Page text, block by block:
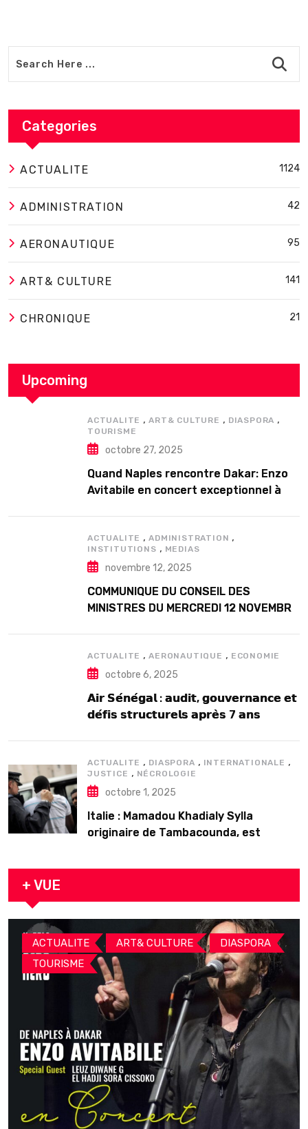
Categories
ACTUALITE 1124
ADMINISTRATION 42
AERONAUTIQUE 95
ART& CULTURE 141
CHRONIQUE 21
Upcoming
ACTUALITE ,ART& CULTURE , DIASPORA ,
TOURISME
octobre 27, 2025
Quand Naples rencontre Dakar: Enzo
Avitabile en concert exceptionnel à
ACTUALITE ,ADMINISTRATION ,
INSTITUTIONS , MEDIAS
novembre 12, 2025
COMMUNIQUE DU CONSEIL DES
MINISTRES DU MERCREDI 12 NOVEMBRE
ACTUALITE ,AERONAUTIQUE , ECONOMIE
octobre 6, 2025
𝗔𝗶𝗿 𝗦𝗲́𝗻𝗲́𝗴𝗮𝗹 : 𝗮𝘂𝗱𝗶𝘁, 𝗴𝗼𝘂𝘃𝗲𝗿𝗻𝗮𝗻𝗰𝗲 𝗲𝘁
𝗱𝗲́𝗳𝗶𝘀 𝘀𝘁𝗿𝘂𝗰𝘁𝘂𝗿𝗲𝗹𝘀 𝗮𝗽𝗿𝗲̀𝘀 7 𝗮𝗻𝘀
ACTUALITE , DIASPORA , INTERNATIONALE ,
JUSTICE , NÉCROLOGIE
octobre 1, 2025
Italie : Mamadou Khadialy Sylla
originaire de Tambacounda, est
arrestation
+ VUE
ACTUALITE , ART& CULTURE , DIASPORA ,
TOURISME